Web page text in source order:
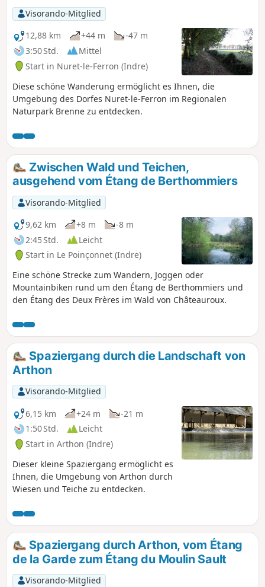
Visorando-Mitglied
12,88 km
+44 m
-47 m
3:50 Std.
Mittel
Start in Nuret-le-Ferron (Indre)
Diese schöne Wanderung ermöglicht es Ihnen, die
Umgebung des Dorfes Nuret-le-Ferron im Regionalen
Naturpark Brenne zu entdecken.
Zwischen Wald und Teichen,
ausgehend vom Étang de Berthommiers
Visorando-Mitglied
9,62 km
+8 m
-8 m
2:45 Std.
Leicht
Start in Le Poinçonnet (Indre)
Eine schöne Strecke zum Wandern, Joggen oder
Mountainbiken rund um den Étang de Berthommiers und
den Étang des Deux Frères im Wald von Châteauroux.
Spaziergang durch die Landschaft von
Arthon
Visorando-Mitglied
6,15 km
+24 m
-21 m
1:50 Std.
Leicht
Start in Arthon (Indre)
Dieser kleine Spaziergang ermöglicht es
Ihnen, die Umgebung von Arthon durch
Wiesen und Teiche zu entdecken.
Spaziergang durch Arthon, vom Étang
de la Garde zum Étang du Moulin Sault
Visorando-Mitglied